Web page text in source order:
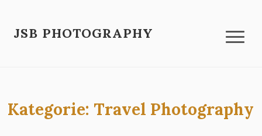
JSB PHOTOGRAPHY
Kategorie: Travel Photography